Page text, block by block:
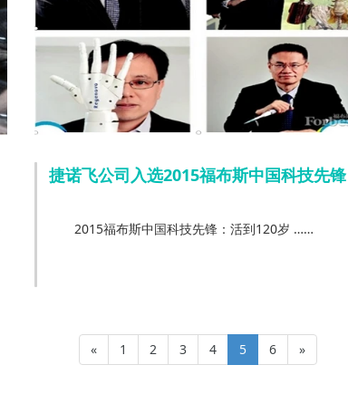
捷诺飞公司入选2015福布斯中国科技先锋
2015福布斯中国科技先锋：活到120岁 ……
« 1 2 3 4 5 6 »